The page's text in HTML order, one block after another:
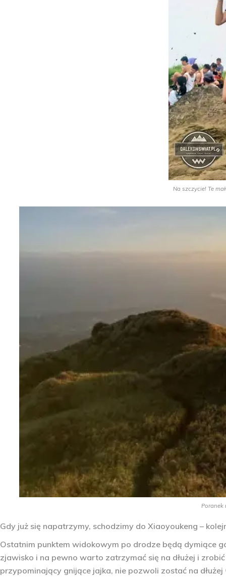
Na szczycie! Te
Poranek
Gdy już się napatrzymy, schodzimy do Xiaoyoukeng –
Ostatnim punktem widokowym po drodze będą dymiące
zjawisko i na pewno warto zatrzymać się na dłużej i
przypominający gnijące jajka, nie pozwoli zostać na dłużej